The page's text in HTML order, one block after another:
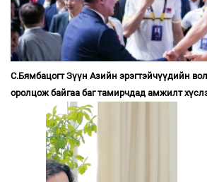
С.Бямбацогт Зүүн Азийн эрэгтэйчүүдийн
оролцож байгаа баг тамирчдад амжилт